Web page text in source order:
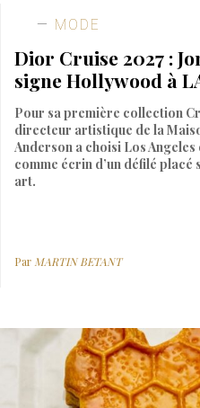
MODE
Dior Cruise 2027 :
signe Hollywood à
Pour sa première collection
directeur artistique de la
Anderson a choisi Los
comme écrin d’un défilé placé
art.
ParMARTIN BETANT